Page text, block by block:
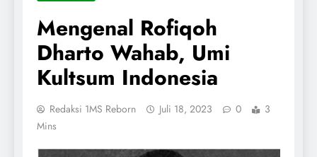
Mengenal Rofiqoh
Dharto Wahab, Umi
Kultsum Indonesia
Redaksi 1MS Reborn Juli 18, 2023 0
3
Mins